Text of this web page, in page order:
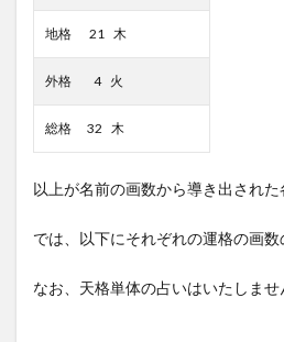
地格 21 木
外格 4 火
総格 32 木
以上が名前の画数から導き出された
では、以下にそれぞれの運格の画数
なお、天格単体の占いはいたしませ